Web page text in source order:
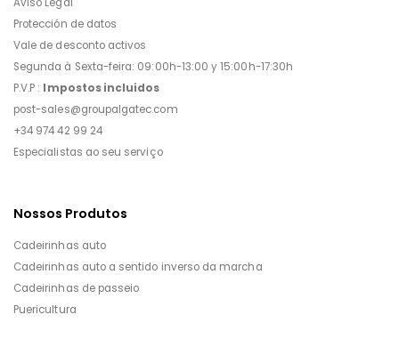
Aviso Legal
Protección de datos
Vale de desconto activos
Segunda à Sexta-feira: 09:00h-13:00 y 15:00h-17:30h
P.V.P : Impostos incluidos
post-sales@groupalgatec.com
+34 974 42 99 24
Especialistas ao seu serviço
Nossos Produtos
Cadeirinhas auto
Cadeirinhas auto a sentido inverso da marcha
Cadeirinhas de passeio
Puericultura